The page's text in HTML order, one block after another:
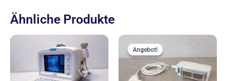
Ähnliche Produkte
Angebot!
Angebot!
war:
444,00 €
ist: